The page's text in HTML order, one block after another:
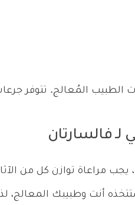
الطبيب المُعالج. تتوفر
لـ فالسارتان
يجب مراعاة توازن كل من
أنت وطبيبك المعالج،